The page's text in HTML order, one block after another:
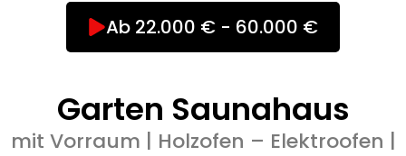
Ab 22.000 € - 60.000 €
Garten Saunahaus
mit Vorraum | Holzofen – Elektroofen |